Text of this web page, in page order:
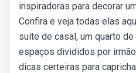
inspiradoras para decorar
Confira e veja todas elas
suíte de casal, um quarto
espaços divididos por
dicas certeiras para